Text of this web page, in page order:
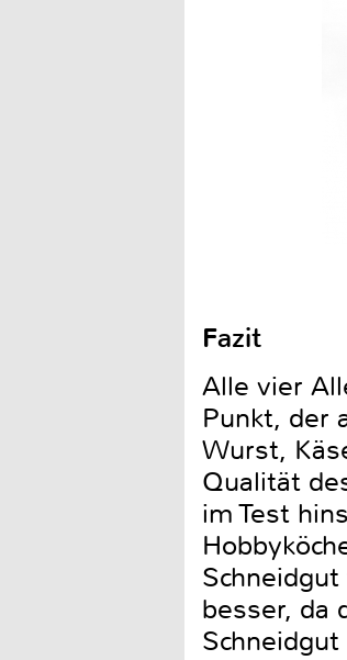
Fazit
Alle vier
Punkt, der
Wurst,
Qualität
im Test
besser, da